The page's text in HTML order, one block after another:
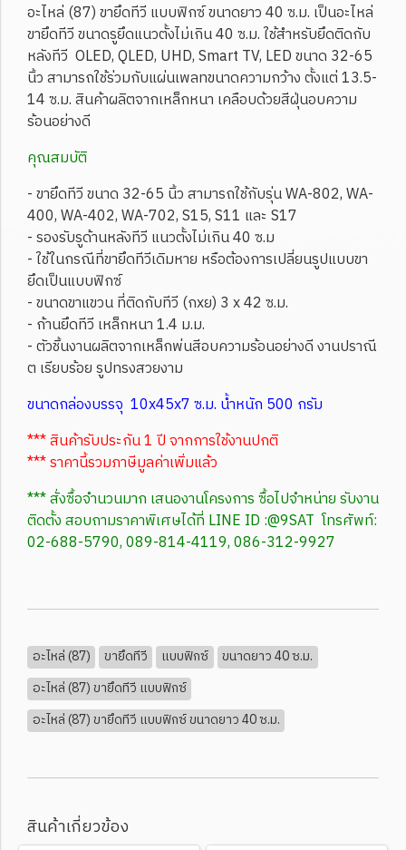
อะไหล่ (87) ขายึดทีวี แบบฟิกซ์ ขนาดยาว 40 ซ.ม. เป็นอะไหล่
ขายึดทีวี ขนาดรูยึดแนวตั้งไม่เกิน 40 ซ.ม. ใช้สำหรับยึดติดกับ
หลังทีวี OLED, QLED, UHD, Smart TV, LED ขนาด 32-65
นิ้ว สามารถใช้ร่วมกับแผ่นเพลทขนาดความกว้าง ตั้งแต่ 13.5-
14 ซ.ม. สินค้าผลิตจากเหล็กหนา เคลือบด้วยสีฝุ่นอบความ
ร้อนอย่างดี
คุณสมบัติ
- ขายึดทีวี ขนาด 32-65 นิ้ว สามารถใช้กับรุ่น WA-802, WA-
400, WA-402, WA-702, S15, S11 และ S17
- รองรับรูด้านหลังทีวี แนวตั้งไม่เกิน 40 ซ.ม
- ใช้ในกรณีที่ขายึดทีวีเดิมหาย หรือต้องการเปลี่ยนรูปแบบขา
ยึดเป็นแบบฟิกซ์
- ขนาดขาแขวน ที่ติดกับทีวี (กxย) 3 x 42 ซ.ม.
- ก้านยึดทีวี เหล็กหนา 1.4 ม.ม.
- ตัวชิ้นงานผลิตจากเหล็กพ่นสีอบความร้อนอย่างดี งานปราณี
ต เรียบร้อย รูปทรงสวยงาม
ขนาดกล่องบรรจุ 10x45x7 ซ.ม. น้ำหนัก 500 กรัม
*** สินค้ารับประกัน 1 ปี จากการใช้งานปกติ
*** ราคานี้รวมภาษีมูลค่าเพิ่มแล้ว
*** สั่งซื้อจำนวนมาก เสนองานโครงการ ซื้อไปจำหน่าย รับงาน
ติดตั้ง สอบถามราคาพิเศษได้ที่ LINE ID :@9SAT โทรศัพท์:
02-688-5790, 089-814-4119, 086-312-9927
อะไหล่ (87) ขายึดทีวี แบบฟิกซ์
ขนาดยาว 40 ซ.ม.
อะไหล่ (87) ขายึดทีวี แบบฟิกซ์
อะไหล่ (87) ขายึดทีวี แบบฟิกซ์ ขนาดยาว 40 ซ.ม.
สินค้าเกี่ยวข้อง